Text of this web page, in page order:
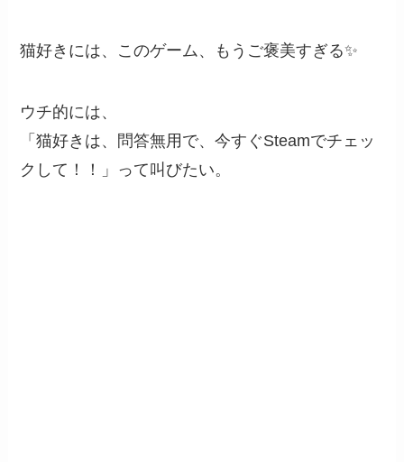
猫好きには、このゲーム、もうご褒美すぎる✨
ウチ的には、
「猫好きは、問答無用で、今すぐSteamでチェッ
クして！！」って叫びたい。